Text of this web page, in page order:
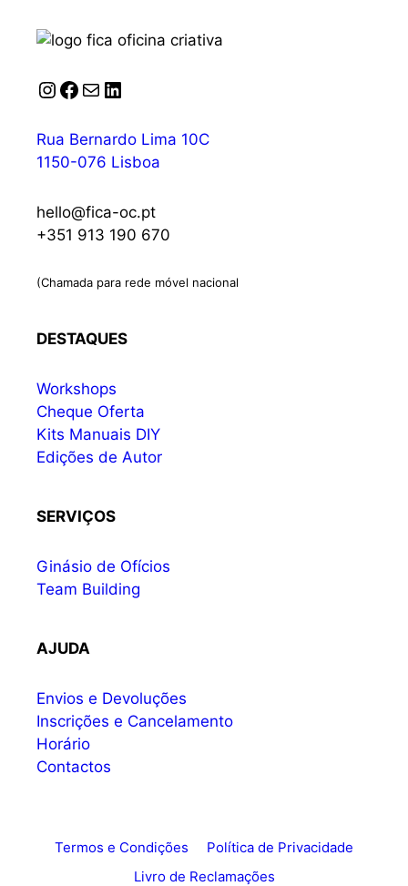
Instagram
Facebook
Correio
LinkedIn
Rua Bernardo Lima 10C
1150-076 Lisboa
hello@fica-oc.pt
+351 913 190 670
(Chamada para rede móvel nacional
DESTAQUES
Workshops
Cheque Oferta
Kits Manuais DIY
Edições de Autor
SERVIÇOS
Ginásio de Ofícios
Team Building
AJUDA
Envios e Devoluções
Inscrições e Cancelamento
Horário
Contactos
Termos e Condições
Política de Privacidade
Livro de Reclamações